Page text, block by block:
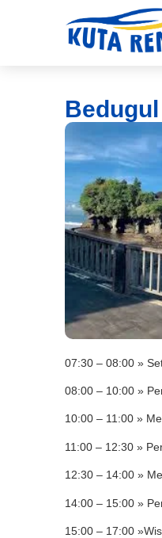
07:30 – 08:00 »
08:00 – 10:00 »
10:00 – 11:00 »
11:00 – 12:30 »
12:30 – 14:00 »
14:00 – 15:00 »
15:00 – 17:00